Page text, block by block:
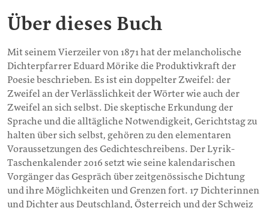
Über dieses Buch
Mit seinem Vierzeiler von 1871 hat der melancholische
Dichterpfarrer Eduard Mörike die Produktivkraft der
Poesie beschrieben. Es ist ein doppelter Zweifel: der
Zweifel an der Verlässlichkeit der Wörter wie auch der
Zweifel an sich selbst. Die skeptische Erkundung der
Sprache und die alltägliche Notwendigkeit, Gerichtstag zu
halten über sich selbst, gehören zu den elementaren
Voraussetzungen des Gedichteschreibens. Der Lyrik-
Taschenkalender 2016 setzt wie seine kalendarischen
Vorgänger das Gespräch über zeitgenössische Dichtung
und ihre Möglichkeiten und Grenzen fort. 17 Dichterinnen
und Dichter aus Deutschland, Österreich und der Schweiz